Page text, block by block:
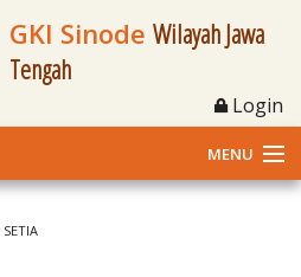
GKI Sinode Wilayah Jawa
Tengah
Login
MENU
SETIA